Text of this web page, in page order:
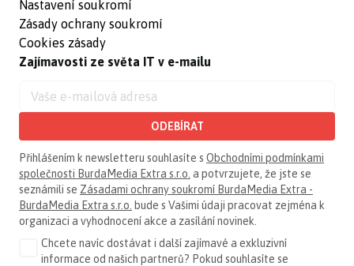
Nastavení soukromí
Zásady ochrany soukromí
Cookies zásady
Zajímavosti ze světa IT v e-mailu
ODEBÍRAT
Přihlášením k newsletteru souhlasíte s Obchodními podmínkami
společnosti BurdaMedia Extra s.r.o. a potvrzujete, že jste se
seznámili se Zásadami ochrany soukromí BurdaMedia Extra -
BurdaMedia Extra s.r.o. bude s Vašimi údaji pracovat zejména k
organizaci a vyhodnocení akce a zasílání novinek.
Chcete navíc dostávat i další zajímavé a exkluzivní
informace od našich partnerů? Pokud souhlasíte se